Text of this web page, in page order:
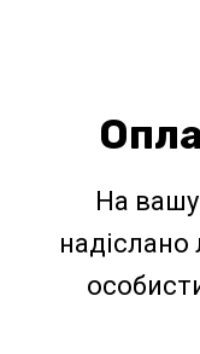
На
надіслано